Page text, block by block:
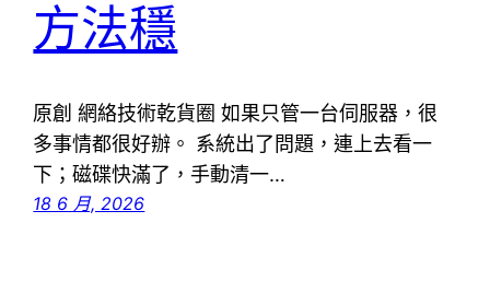
方法穩
原創 網絡技術乾貨圈 如果只管一台伺服器，很
多事情都很好辦。 系統出了問題，連上去看一
下；磁碟快滿了，手動清一…
18 6 月, 2026